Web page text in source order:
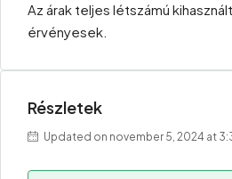
Az árak teljes létszámú
érvényesek.
Részletek
Updated on november 5, 2024 at